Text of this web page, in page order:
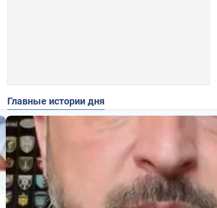
Главные истории дня